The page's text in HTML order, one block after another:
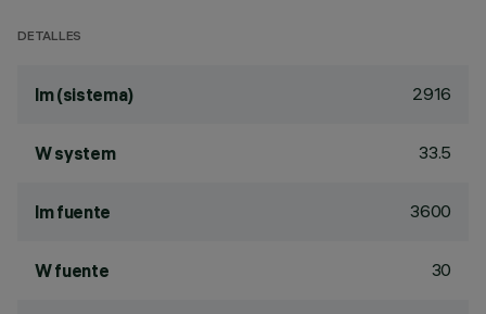
DETALLES
lm (sistema) 2916
W system 33.5
lm fuente 3600
W fuente 30